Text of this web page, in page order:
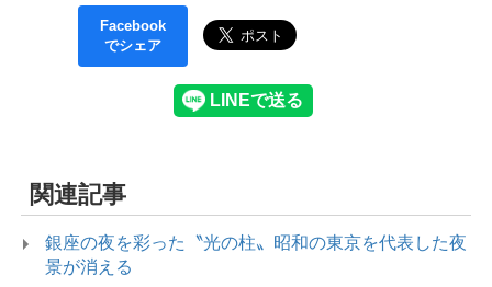
Facebook
でシェア
関連記事
銀座の夜を彩った〝光の柱〟昭和の東京を代表した夜
景が消える